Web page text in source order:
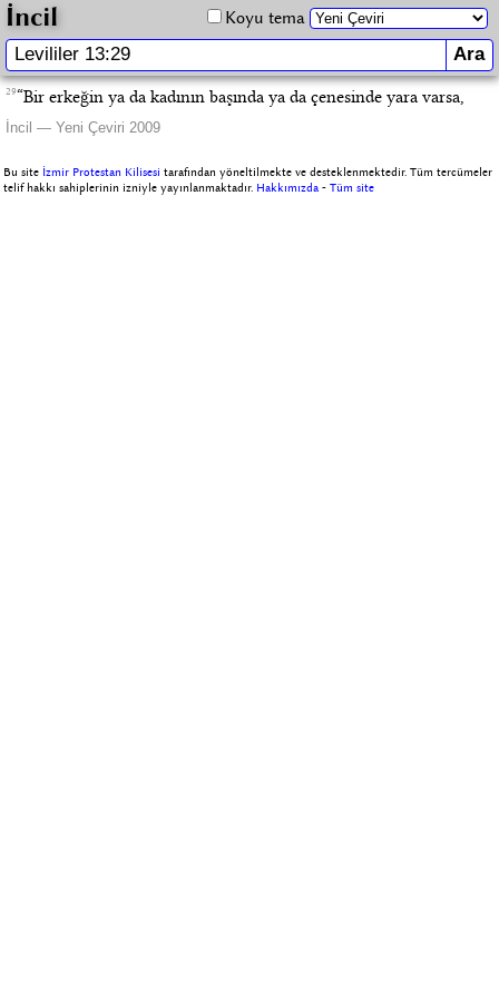
İncil Koyu tema
29“Bir erkeğin ya da kadının başında ya da çenesinde yara varsa,
İncil — Yeni Çeviri 2009
Bu site İzmir Protestan Kilisesi tarafından yöneltilmekte ve desteklenmektedir. Tüm tercümeler
telif hakkı sahiplerinin izniyle yayınlanmaktadır. Hakkımızda -Tüm site